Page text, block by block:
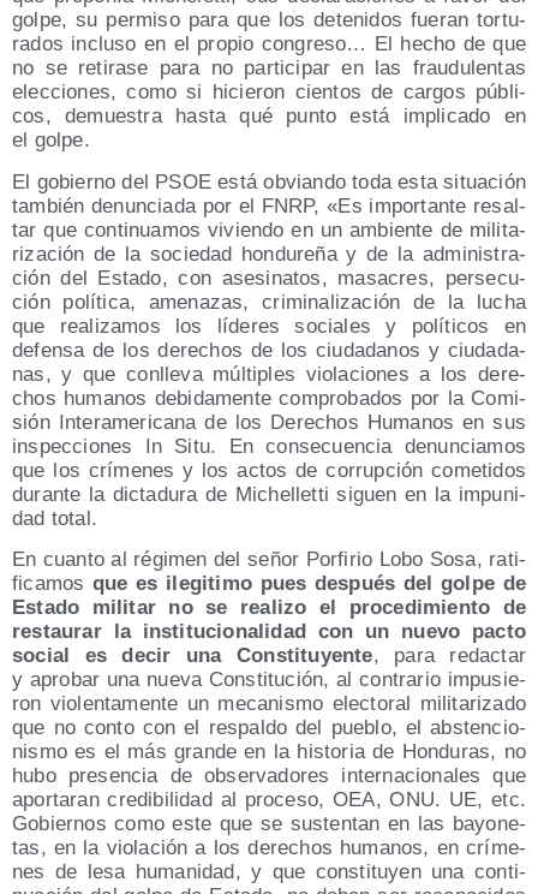
gol­pe, su per­mi­so para que los dete­ni­dos fue­ran tor­tu­
ra­dos inclu­so en el pro­pio con­gre­so… El hecho de que
no se reti­ra­se para no par­ti­ci­par en las frau­du­len­tas
elec­cio­nes, como si hicie­ron cien­tos de car­gos públi­
cos, demues­tra has­ta qué pun­to está impli­ca­do en
el golpe.
El gobierno del PSOE está obvian­do toda esta situa­ción
tam­bién denun­cia­da por el FNRP, «Es impor­tan­te resal­
tar que con­ti­nua­mos vivien­do en un ambien­te de mili­ta­
ri­za­ción de la socie­dad hon­du­re­ña y de la admi­nis­tra­
ción del Esta­do, con ase­si­na­tos, masa­cres, per­se­cu­
ción polí­ti­ca, ame­na­zas, cri­mi­na­li­za­ción de la lucha
que rea­li­za­mos los líde­res socia­les y polí­ti­cos en
defen­sa de los dere­chos de los ciu­da­da­nos y ciu­da­da­
nas, y que con­lle­va múl­ti­ples vio­la­cio­nes a los dere­
chos huma­nos debi­da­men­te com­pro­ba­dos por la Comi­
sión Inter­ame­ri­ca­na de los Dere­chos Huma­nos en sus
ins­pec­cio­nes In Situ. En con­se­cuen­cia denun­cia­mos
que los crí­me­nes y los actos de corrup­ción come­ti­dos
duran­te la dic­ta­du­ra de Miche­llet­ti siguen en la impu­ni­
dad total.
En cuan­to al régi­men del señor Por­fi­rio Lobo Sosa, rati­
fi­ca­mos que es ile­gi­ti­mo pues des­pués del gol­pe de
Esta­do mili­tar no se reali­zo el pro­ce­di­mien­to de
res­tau­rar la ins­ti­tu­cio­na­li­dad con un nue­vo pac­to
social es decir una Cons­ti­tu­yen­te, para redac­tar
y apro­bar una nue­va Cons­ti­tu­ción, al con­tra­rio impu­sie­
ron vio­len­ta­men­te un meca­nis­mo elec­to­ral mili­ta­ri­za­do
que no con­to con el res­pal­do del pue­blo, el abs­ten­cio­
nis­mo es el más gran­de en la his­to­ria de Hon­du­ras, no
hubo pre­sen­cia de obser­va­do­res inter­na­cio­na­les que
apor­ta­ran cre­di­bi­li­dad al pro­ce­so, OEA, ONU. UE, etc.
Gobier­nos como este que se sus­ten­tan en las bayo­ne­
tas, en la vio­la­ción a los dere­chos huma­nos, en crí­me­
nes de lesa huma­ni­dad, y que cons­ti­tu­yen una con­ti­